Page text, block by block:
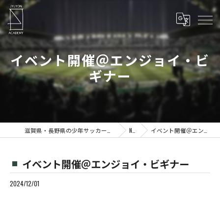
イベント開催＠エンジョイ・ビ
ギナー
News イベント開催＠エンジョイ・ビギナー
イベント開催＠エンジョイ・ビギナー
2024/12/01